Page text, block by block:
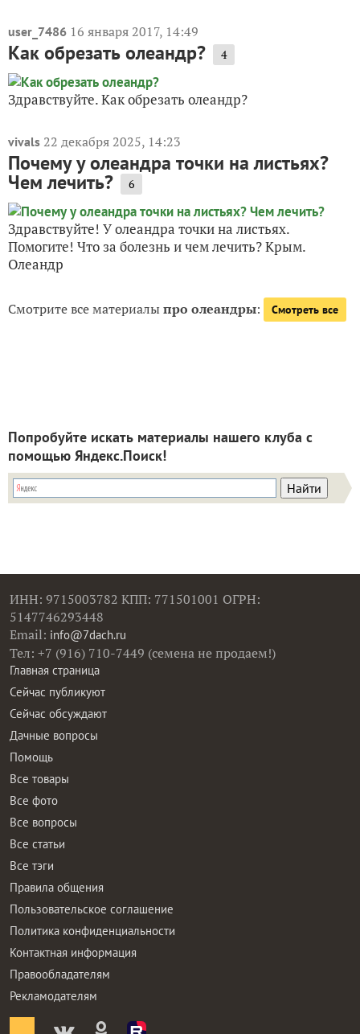
user_7486 16 января 2017, 14:49
Как обрезать олеандр? 4
Здравствуйте. Как обрезать олеандр?
vivals 22 декабря 2025, 14:23
Почему у олеандра точки на листьях?
Чем лечить? 6
Здравствуйте! У олеандра точки на листьях.
Помогите! Что за болезнь и чем лечить? Крым.
Олеандр
Смотрите все материалыпро олеандры: Смотреть все
Попробуйте искать материалы нашего клуба с
помощью Яндекс.Поиск!
ИНН: 9715003782 КПП: 771501001 ОГРН:
5147746293448
Email: info@7dach.ru
Тел: +7 (916) 710-7449 (семена не продаем!)
Главная страница
Сейчас публикуют
Сейчас обсуждают
Дачные вопросы
Помощь
Все товары
Все фото
Все вопросы
Все статьи
Все тэги
Правила общения
Пользовательское соглашение
Политика конфиденциальности
Контактная информация
Правообладателям
Рекламодателям